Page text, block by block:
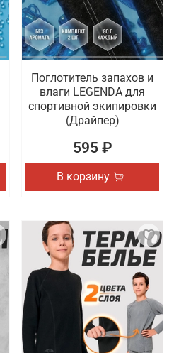
Поглотитель запахов и
влаги LEGENDA для
спортивной экипировки
(Драйпер)
595 ₽
В корзину